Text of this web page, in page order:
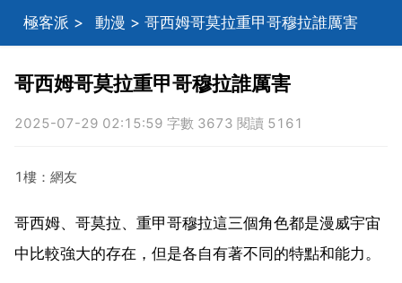
極客派 > 動漫 > 哥西姆哥莫拉重甲哥穆拉誰厲害
哥西姆哥莫拉重甲哥穆拉誰厲害
2025-07-29 02:15:59 字數 3673 閱讀 5161
1樓：網友
哥西姆、哥莫拉、重甲哥穆拉這三個角色都是漫威宇宙
中比較強大的存在，但是各自有著不同的特點和能力。